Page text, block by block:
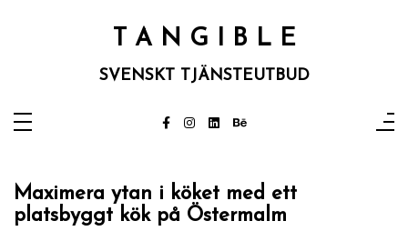
T A N G I B L E
SVENSKT TJÄNSTEUTBUD
Maximera ytan i köket med ett
platsbyggt kök på Östermalm